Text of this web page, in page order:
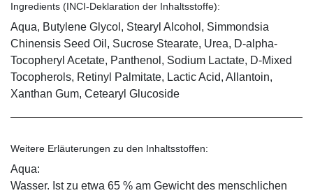
Ingredients (INCI-Deklaration der Inhaltsstoffe):
Aqua, Butylene Glycol, Stearyl Alcohol, Simmondsia
Chinensis Seed Oil, Sucrose Stearate, Urea, D-alpha-
Tocopheryl Acetate, Panthenol, Sodium Lactate, D-Mixed
Tocopherols, Retinyl Palmitate, Lactic Acid, Allantoin,
Xanthan Gum, Cetearyl Glucoside
Weitere Erläuterungen zu den Inhaltsstoffen:
Aqua:
Wasser. Ist zu etwa 65 % am Gewicht des menschlichen